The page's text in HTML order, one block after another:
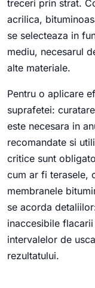
treceri prin strat.
acrilica,
se selecteaza in
mediu, necesarul
alte materiale.
Pentru o aplicare
suprafetei:
este necesara in
recomandate si
critice sunt
cum ar fi terasele,
membranele
se acorda
inaccesibile
intervalelor de
rezultatului.